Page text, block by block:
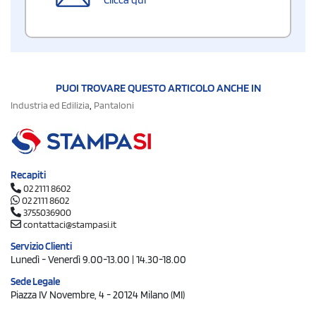
PUOI TROVARE QUESTO ARTICOLO ANCHE IN
Industria ed Edilizia, Pantaloni
Recapiti
02 2111 8602
02 2111 8602
3755036900
contattaci@stampasi.it
Servizio Clienti
Lunedì - Venerdì 9.00-13.00 | 14.30-18.00
Sede Legale
Piazza IV Novembre, 4 - 20124 Milano (MI)